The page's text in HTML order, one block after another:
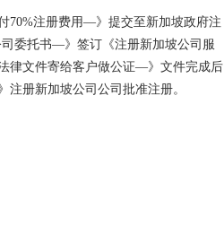
注册费用—》提交至新加坡政府注
委托书—》签订《注册新加坡公司服
律文件寄给客户做公证—》文件完成后
册新加坡公司公司批准注册。